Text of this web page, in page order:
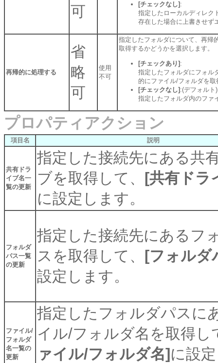
可
[チェックなし] :
指定したローカルディレク
存在した場合に上書きせず
再帰的に処理する
省
略
可
使用
不可
指定したフォルダについて、再帰
取得するかどうかを選択します。
[チェックあり] :
指定したフォルダにフォル
的にファイル/フォルダを取
[チェックなし] :(デフォルト)
指定したフォルダ内のファ
プロパティアクション
項目名 説明
共有ドラ
イブ名一
覧の更新
指定した接続先にある共
ブを取得して、
[共有ドラ
に設定します。
フォルダ
パス一覧
の更新
指定した接続先にあるフ
スを取得して、
[フォルダ
設定します。
ファイル/
フォルダ
名一覧の
更新
指定したフォルダパスに
イル/フォルダ名を取得し
ァイル/フォルダ名] に設